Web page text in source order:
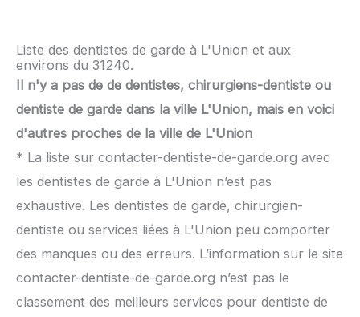
Liste des dentistes de garde à L'Union et aux
environs du 31240.
Il n'y a pas de de dentistes, chirurgiens-dentiste ou
dentiste de garde dans la ville L'Union, mais en voici
d'autres proches de la ville de L'Union
* La liste sur contacter-dentiste-de-garde.org avec
les dentistes de garde à L'Union n’est pas
exhaustive. Les dentistes de garde, chirurgien-
dentiste ou services liées à L'Union peu comporter
des manques ou des erreurs. L’information sur le site
contacter-dentiste-de-garde.org n’est pas le
classement des meilleurs services pour dentiste de